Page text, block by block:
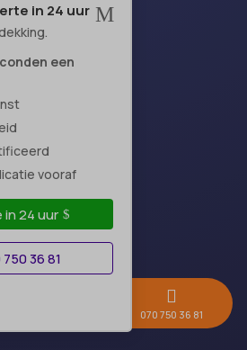
M
in 24 uur
een
vooraf
24 uur
36 81

070 750 36 81